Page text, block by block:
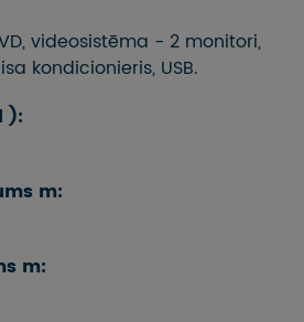
videosistēma - 2 monitori,
kondicionieris, USB.
):
m:
m: